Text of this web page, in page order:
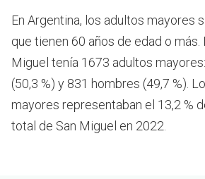
En Argentina, los adultos mayores
que tienen 60 años de edad o más.
Miguel tenía 1673 adultos
(50,3 %) y 831 hombres (49,7 %).
mayores representaban el 13,2 %
total de San Miguel en 2022.